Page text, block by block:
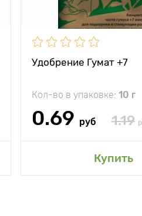
Удобрение Гумат +7
Кол-во в упаковке: 10 г
0.69 руб 1.19
Купить